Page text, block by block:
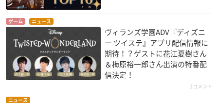
ゲーム ニュース
ヴィランズ学園ADV『ディズニ
ー ツイステ』アプリ配信情報に
期待！？ゲストに花江夏樹さん
＆梅原裕一郎さん出演の特番配
信決定！
1コメント
ニュース